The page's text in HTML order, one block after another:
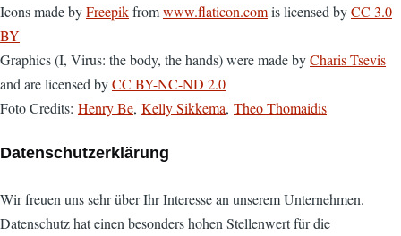
Icons made byFreepikfromwww.flaticon.comis licensed byCC 3.0
BY
Graphics (I, Virus: the body, the hands) were made byCharis Tsevis
and are licensed byCC BY-NC-ND 2.0
Foto Credits: Henry Be, Kelly Sikkema, Theo Thomaidis
Datenschutzerklärung
Wir freuen uns sehr über Ihr Interesse an unserem Unternehmen.
Datenschutz hat einen besonders hohen Stellenwert für die